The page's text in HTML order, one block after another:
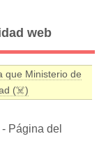
web
que Ministerio de
(☠️)
- Página del